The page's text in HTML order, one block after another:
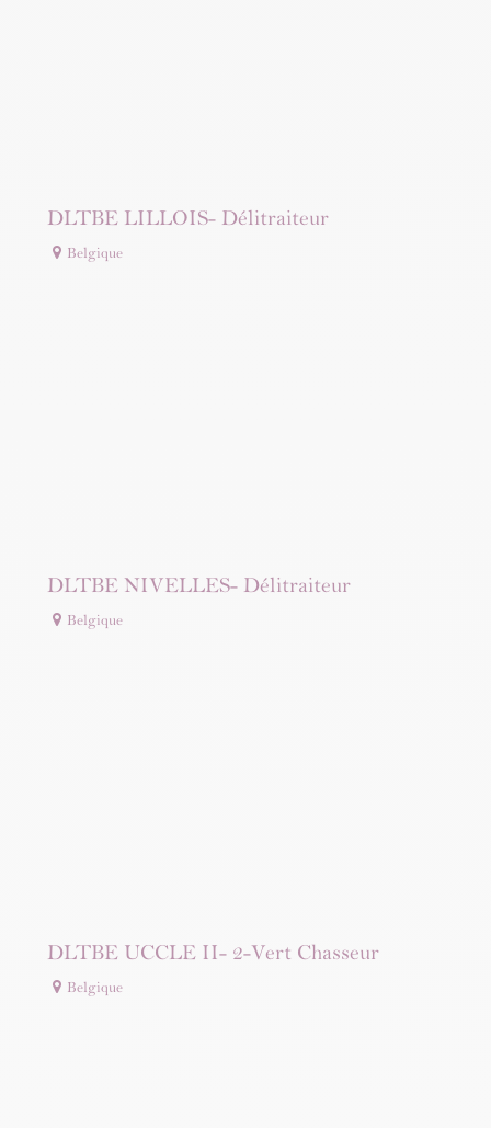
DLTBE LILLOIS- Délitraiteur
Belgique
DLTBE NIVELLES- Délitraiteur
Belgique
DLTBE UCCLE II- 2-Vert Chasseur
Belgique